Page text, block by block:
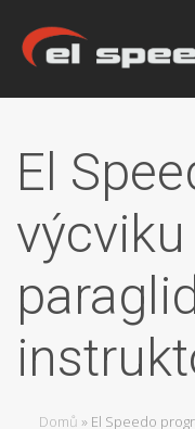
El
výcviku
Domů » El Speedo